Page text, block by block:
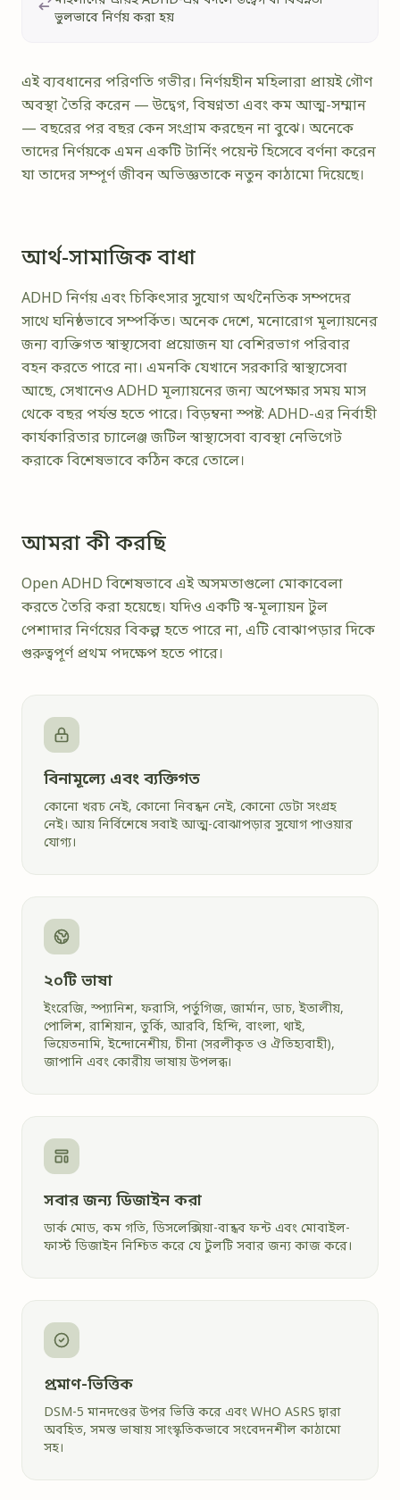
ভুলভাবে নির্ণয় করা হয়
এই ব্যবধানের পরিণতি গভীর। নির্ণয়হীন মহিলারা প্রায়ই গৌণ
অবস্থা তৈরি করেন — উদ্বেগ, বিষণ্নতা এবং কম আত্ম-সম্মান
— বছরের পর বছর কেন সংগ্রাম করছেন না বুঝে। অনেকে
তাদের নির্ণয়কে এমন একটি টার্নিং পয়েন্ট হিসেবে বর্ণনা করেন
যা তাদের সম্পূর্ণ জীবন অভিজ্ঞতাকে নতুন কাঠামো দিয়েছে।
আর্থ-সামাজিক বাধা
ADHD নির্ণয় এবং চিকিৎসার সুযোগ অর্থনৈতিক সম্পদের
সাথে ঘনিষ্ঠভাবে সম্পর্কিত। অনেক দেশে, মনোরোগ মূল্যায়নের
জন্য ব্যক্তিগত স্বাস্থ্যসেবা প্রয়োজন যা বেশিরভাগ পরিবার
বহন করতে পারে না। এমনকি যেখানে সরকারি স্বাস্থ্যসেবা
আছে, সেখানেও ADHD মূল্যায়নের জন্য অপেক্ষার সময় মাস
থেকে বছর পর্যন্ত হতে পারে। বিড়ম্বনা স্পষ্ট: ADHD-এর নির্বাহী
কার্যকারিতার চ্যালেঞ্জ জটিল স্বাস্থ্যসেবা ব্যবস্থা নেভিগেট
করাকে বিশেষভাবে কঠিন করে তোলে।
আমরা কী করছি
Open ADHD বিশেষভাবে এই অসমতাগুলো মোকাবেলা
করতে তৈরি করা হয়েছে। যদিও একটি স্ব-মূল্যায়ন টুল
পেশাদার নির্ণয়ের বিকল্প হতে পারে না, এটি বোঝাপড়ার দিকে
গুরুত্বপূর্ণ প্রথম পদক্ষেপ হতে পারে।
বিনামূল্যে এবং ব্যক্তিগত
কোনো খরচ নেই, কোনো নিবন্ধন নেই, কোনো ডেটা সংগ্রহ
নেই। আয় নির্বিশেষে সবাই আত্ম-বোঝাপড়ার সুযোগ পাওয়ার
যোগ্য।
২০টি ভাষা
ইংরেজি, স্প্যানিশ, ফরাসি, পর্তুগিজ, জার্মান, ডাচ, ইতালীয়,
পোলিশ, রাশিয়ান, তুর্কি, আরবি, হিন্দি, বাংলা, থাই,
ভিয়েতনামি, ইন্দোনেশীয়, চীনা (সরলীকৃত ও ঐতিহ্যবাহী),
জাপানি এবং কোরীয় ভাষায় উপলব্ধ।
সবার জন্য ডিজাইন করা
ডার্ক মোড, কম গতি, ডিসলেক্সিয়া-বান্ধব ফন্ট এবং মোবাইল-
ফার্স্ট ডিজাইন নিশ্চিত করে যে টুলটি সবার জন্য কাজ করে।
প্রমাণ-ভিত্তিক
DSM-5 মানদণ্ডের উপর ভিত্তি করে এবং WHO ASRS দ্বারা
অবহিত, সমস্ত ভাষায় সাংস্কৃতিকভাবে সংবেদনশীল কাঠামো
সহ।